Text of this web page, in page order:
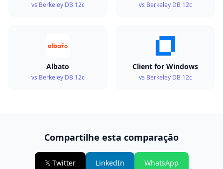
vs Berkeley DB 12c vs Berkeley DB 12c
Albato
vs Berkeley DB 12c
Client for Windows
vs Berkeley DB 12c
Compartilhe esta comparação
𝕏 Twitter LinkedIn WhatsApp